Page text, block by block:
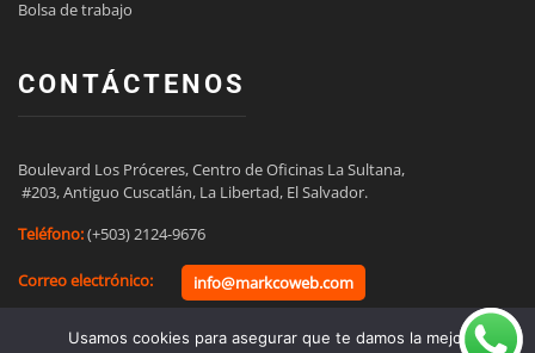
Bolsa de trabajo
CONTÁCTENOS
Boulevard Los Próceres, Centro de Oficinas La Sultana,
#203, Antiguo Cuscatlán, La Libertad, El Salvador.
Teléfono:(+503) 2124-9676
Correo electrónico: info@markcoweb.com
Usamos cookies para asegurar que te damos la mejor